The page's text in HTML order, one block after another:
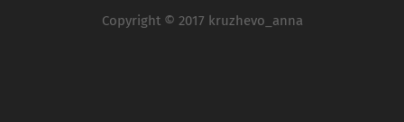
Copyright © 2017 kruzhevo_anna